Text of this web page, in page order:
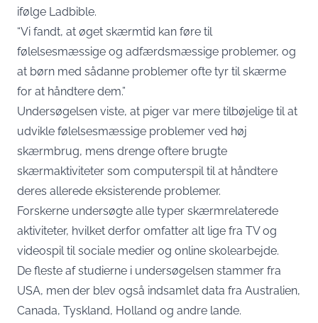
ifølge Ladbible.
“Vi fandt, at øget skærmtid kan føre til
følelsesmæssige og adfærdsmæssige problemer, og
at børn med sådanne problemer ofte tyr til skærme
for at håndtere dem.”
Undersøgelsen viste, at piger var mere tilbøjelige til at
udvikle følelsesmæssige problemer ved høj
skærmbrug, mens drenge oftere brugte
skærmaktiviteter som computerspil til at håndtere
deres allerede eksisterende problemer.
Forskerne undersøgte alle typer skærmrelaterede
aktiviteter, hvilket derfor omfatter alt lige fra TV og
videospil til sociale medier og online skolearbejde.
De fleste af studierne i undersøgelsen stammer fra
USA, men der blev også indsamlet data fra Australien,
Canada, Tyskland, Holland og andre lande.